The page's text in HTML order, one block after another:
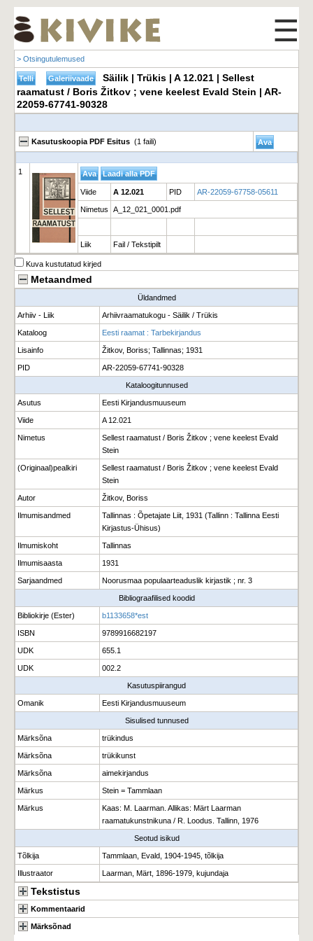
☰
> Otsingutulemused
Säilik | Trükis | A 12.021 | Sellest
raamatust / Boris Žitkov ; vene keelest Evald Stein | AR-
22059-67741-90328
Kasutuskoopia PDF Esitus (1 faili)
1
Viide A 12.021 PID AR-22059-67758-05611
Nimetus A_12_021_0001.pdf
Liik Fail / Tekstipilt
Kuva kustutatud kirjed
Metaandmed
Üldandmed
Arhiiv - Liik Arhiivraamatukogu - Säilik / Trükis
Kataloog Eesti raamat : Tarbekirjandus
Lisainfo Žitkov, Boriss; Tallinnas; 1931
PID AR-22059-67741-90328
Kataloogitunnused
Asutus Eesti Kirjandusmuuseum
Viide A 12.021
Nimetus
Sellest raamatust / Boris Žitkov ; vene keelest Evald
Stein
(Originaal)pealkiri
Sellest raamatust / Boris Žitkov ; vene keelest Evald
Stein
Autor Žitkov, Boriss
Ilmumisandmed
Tallinnas : Õpetajate Liit, 1931 (Tallinn : Tallinna Eesti
Kirjastus-Ühisus)
Ilmumiskoht Tallinnas
Ilmumisaasta 1931
Sarjaandmed Noorusmaa populaarteaduslik kirjastik ; nr. 3
Bibliograafilised koodid
Bibliokirje (Ester) b1133658*est
ISBN 9789916682197
UDK 655.1
UDK 002.2
Kasutuspiirangud
Omanik Eesti Kirjandusmuuseum
Sisulised tunnused
Märksõna trükindus
Märksõna trükikunst
Märksõna aimekirjandus
Märkus Stein = Tammlaan
Märkus
Kaas: M. Laarman. Allikas: Märt Laarman
raamatukunstnikuna / R. Loodus. Tallinn, 1976
Seotud isikud
Tõlkija Tammlaan, Evald, 1904-1945, tõlkija
Illustraator Laarman, Märt, 1896-1979, kujundaja
Tekstistus
Kommentaarid
Märksõnad